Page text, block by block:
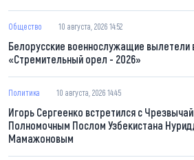
Общество 10 августа, 2026 14:52
Белорусские военнослужащие вылетели
«Стремительный орел - 2026»
Политика 10 августа, 2026 14:45
Игорь Сергеенко встретился с
Полномочным Послом Узбекистана
Мамажоновым